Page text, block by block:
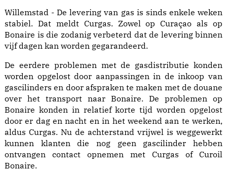
Willemstad - De levering van gas is sinds enkele weken
stabiel. Dat meldt Curgas. Zowel op Curaçao als op
Bonaire is die zodanig verbeterd dat de levering binnen
vijf dagen kan worden gegarandeerd.
De eerdere problemen met de gasdistributie konden
worden opgelost door aanpassingen in de inkoop van
gascilinders en door afspraken te maken met de douane
over het transport naar Bonaire. De problemen op
Bonaire konden in relatief korte tijd worden opgelost
door er dag en nacht en in het weekend aan te werken,
aldus Curgas. Nu de achterstand vrijwel is weggewerkt
kunnen klanten die nog geen gascilinder hebben
ontvangen contact opnemen met Curgas of Curoil
Bonaire.